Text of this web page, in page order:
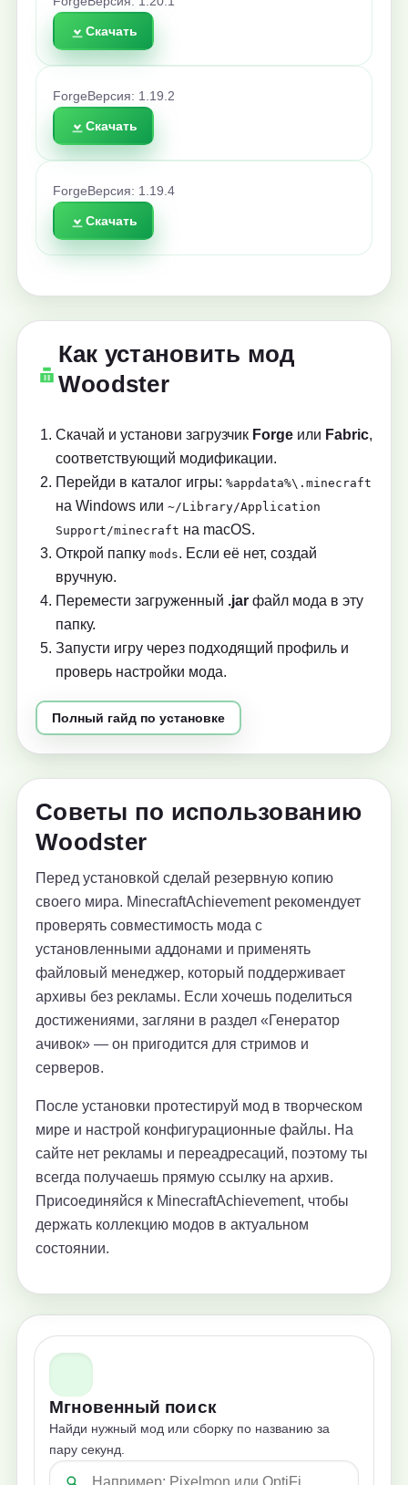
Скачать
Forge Версия: 1.19.2
Скачать
Forge Версия: 1.19.4
Скачать
Как установить мод
Woodster
Скачай и установи загрузчик Forge или Fabric,
соответствующий модификации.
Перейди в каталог игры: %appdata%\.minecraft
на Windows или ~/Library/Application
Support/minecraft на macOS.
Открой папку mods. Если её нет, создай
вручную.
Перемести загруженный .jar файл мода в эту
папку.
Запусти игру через подходящий профиль и
проверь настройки мода.
Полный гайд по установке
Советы по использованию
Woodster
Перед установкой сделай резервную копию
своего мира. MinecraftAchievement рекомендует
проверять совместимость мода с
установленными аддонами и применять
файловый менеджер, который поддерживает
архивы без рекламы. Если хочешь поделиться
достижениями, загляни в раздел «Генератор
ачивок» — он пригодится для стримов и
серверов.
После установки протестируй мод в творческом
мире и настрой конфигурационные файлы. На
сайте нет рекламы и переадресаций, поэтому ты
всегда получаешь прямую ссылку на архив.
Присоединяйся к MinecraftAchievement, чтобы
держать коллекцию модов в актуальном
состоянии.
Мгновенный поиск
Найди нужный мод или сборку по названию за
пару секунд.